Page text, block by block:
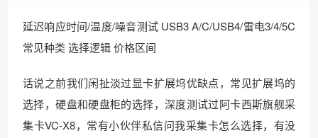
延迟响应时间/温度/噪音测试 USB3 A/C/USB4/雷电3/4/5C
常见种类 选择逻辑 价格区间
话说之前我们闲扯淡过显卡扩展坞优缺点，常见扩展坞的
选择，硬盘和硬盘柜的选择，深度测试过阿卡西斯旗舰采
集卡VC-X8，常有小伙伴私信问我采集卡怎么选择，有没